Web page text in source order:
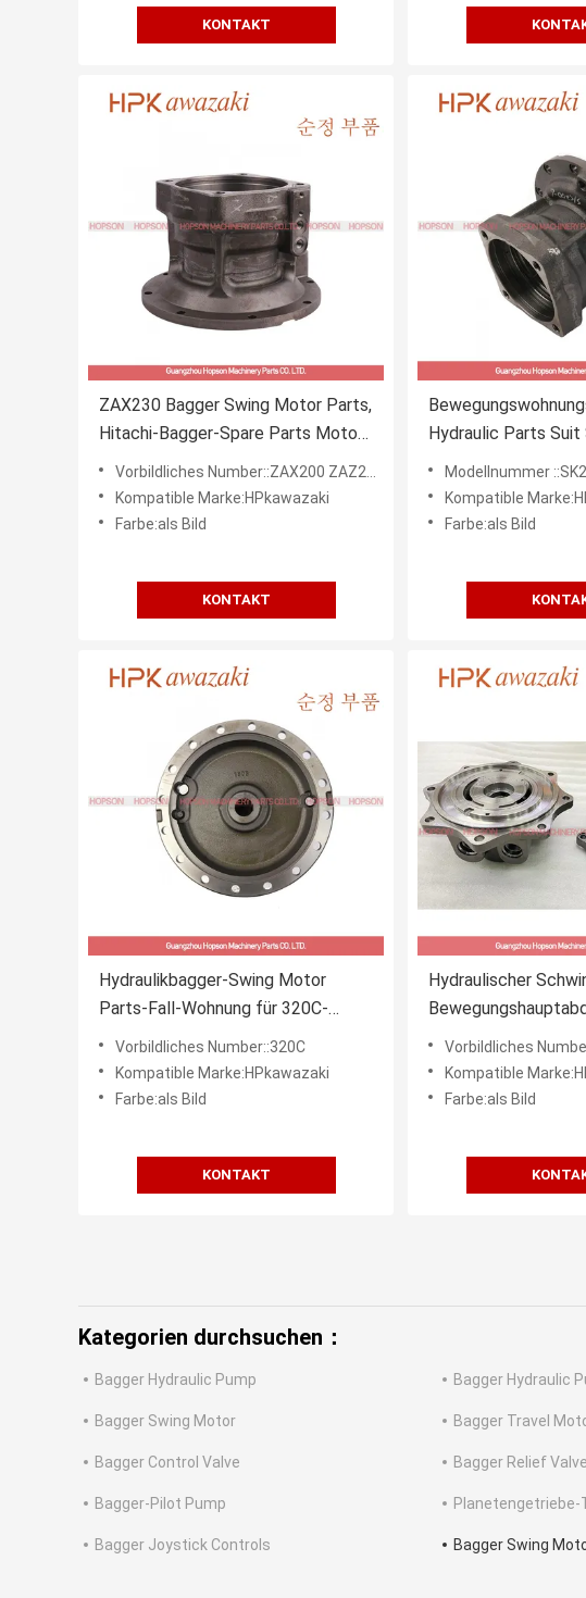
KONTAKT
ZAX230 Bagger Swing Motor Parts,
Hitachi-Bagger-Spare Parts Motor-
FallVorbildliches Number::ZAX200 ZAZ210 ZAX230
Kompatible Marke:HPkawazaki
Farbe:als Bild
KONTAKT
Hydraulic Parts Suit
SK215SRLC
Modellnummer ::SK200-8
Kompatible
Farbe:als Bild
Hydraulikbagger-Swing Motor
Parts-Fall-Wohnung für 320C-
Bagger
Vorbildliches Number::320C
Kompatible Marke:HPkawazaki
Farbe:als Bild
KONTAKT
Hydraulischer
110913-00161A
110913-00430
170301-00152
Vorbildliches
Kompatible
Farbe:als Bild
Kategorien durchsuchen：
Bagger Hydraulic Pump Bagger Hydraulic
Bagger Swing Motor Bagger Travel
Bagger Control Valve Bagger Relief Valve
Bagger-Pilot Pump Planetengetriebe-
Bagger Joystick Controls Bagger Swing